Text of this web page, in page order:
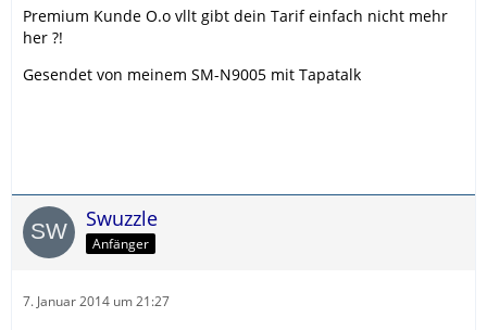
Premium Kunde O.o vllt gibt dein Tarif einfach nicht mehr
her ?!
Gesendet von meinem SM-N9005 mit Tapatalk
Swuzzle
Anfänger
7. Januar 2014 um 21:27